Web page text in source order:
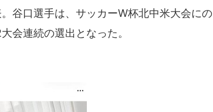
谷口選手は、サッカーW杯北中米大会にの
会連続の選出となった。